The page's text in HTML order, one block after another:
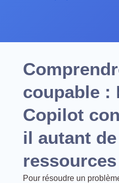
coupable :
Copilot
il autant de
Pour résoudre un